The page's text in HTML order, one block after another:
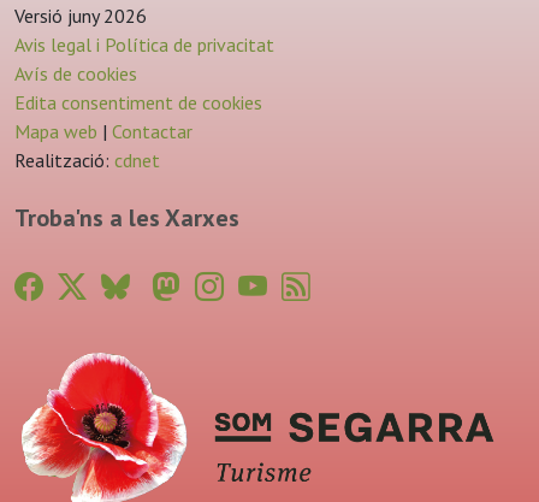
Versió juny 2026
Avis legal i Política de privacitat
Avís de cookies
Edita consentiment de cookies
Mapa web | Contactar
Realització: cdnet
Troba'ns a les Xarxes